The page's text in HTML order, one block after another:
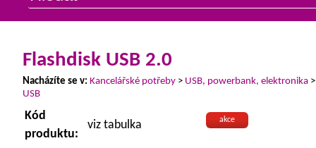
Flashdisk USB 2.0
Nacházíte se v: Kancelářské potřeby > USB, powerbank, elektronika
USB
akce
Kód
produktu:
viz tabulka